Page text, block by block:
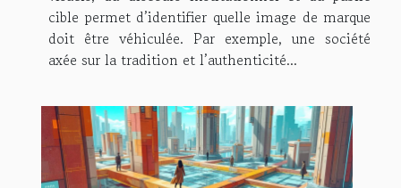
cible permet d’identifier quelle image de marque
doit être véhiculée. Par exemple, une société
axée sur la tradition et l’authenticité...